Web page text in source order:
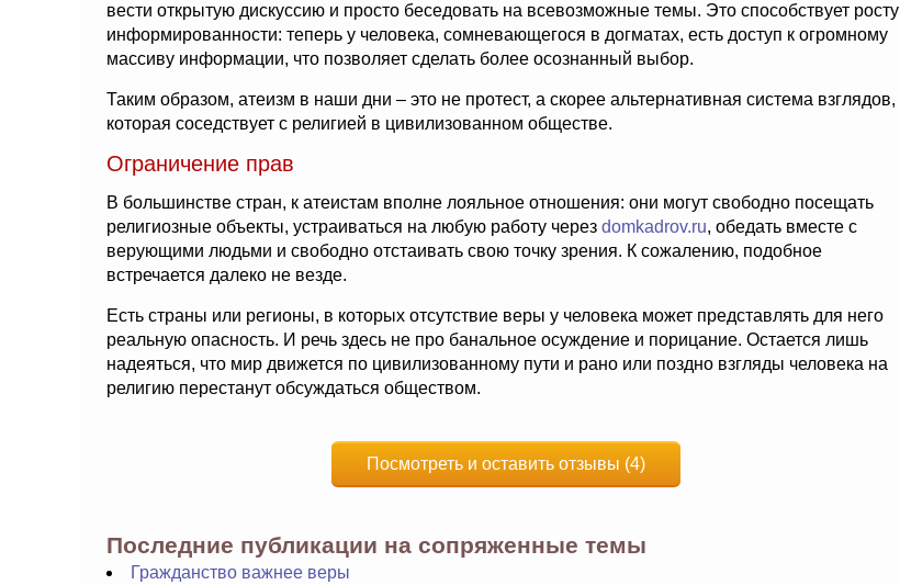
вести открытую дискуссию и просто беседовать на всевозможные темы. Это способствует росту
информированности: теперь у человека, сомневающегося в догматах, есть доступ к огромному
массиву информации, что позволяет сделать более осознанный выбор.
Таким образом, атеизм в наши дни – это не протест, а скорее альтернативная система взглядов,
которая соседствует с религией в цивилизованном обществе.
Ограничение прав
В большинстве стран, к атеистам вполне лояльное отношения: они могут свободно посещать
религиозные объекты, устраиваться на любую работу через domkadrov.ru, обедать вместе с
верующими людьми и свободно отстаивать свою точку зрения. К сожалению, подобное
встречается далеко не везде.
Есть страны или регионы, в которых отсутствие веры у человека может представлять для него
реальную опасность. И речь здесь не про банальное осуждение и порицание. Остается лишь
надеяться, что мир движется по цивилизованному пути и рано или поздно взгляды человека на
религию перестанут обсуждаться обществом.
Посмотреть и оставить отзывы (4)
Последние публикации на сопряженные темы
Гражданство важнее веры